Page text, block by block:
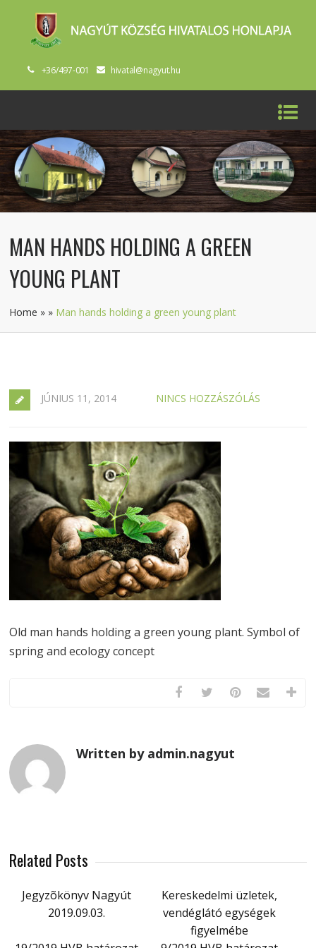
+36/497-001 hivatal@nagyut.hu
MAN HANDS HOLDING A GREEN
YOUNG PLANT
Home » » Man hands holding a green young plant
JÚNIUS 11, 2014 NINCS HOZZÁSZÓLÁS
Old man hands holding a green young plant. Symbol of
spring and ecology concept
Written by admin.nagyut
Related Posts
Jegyzõkönyv Nagyút
2019.09.03.
Kereskedelmi üzletek,
vendéglátó egységek
figyelmébe